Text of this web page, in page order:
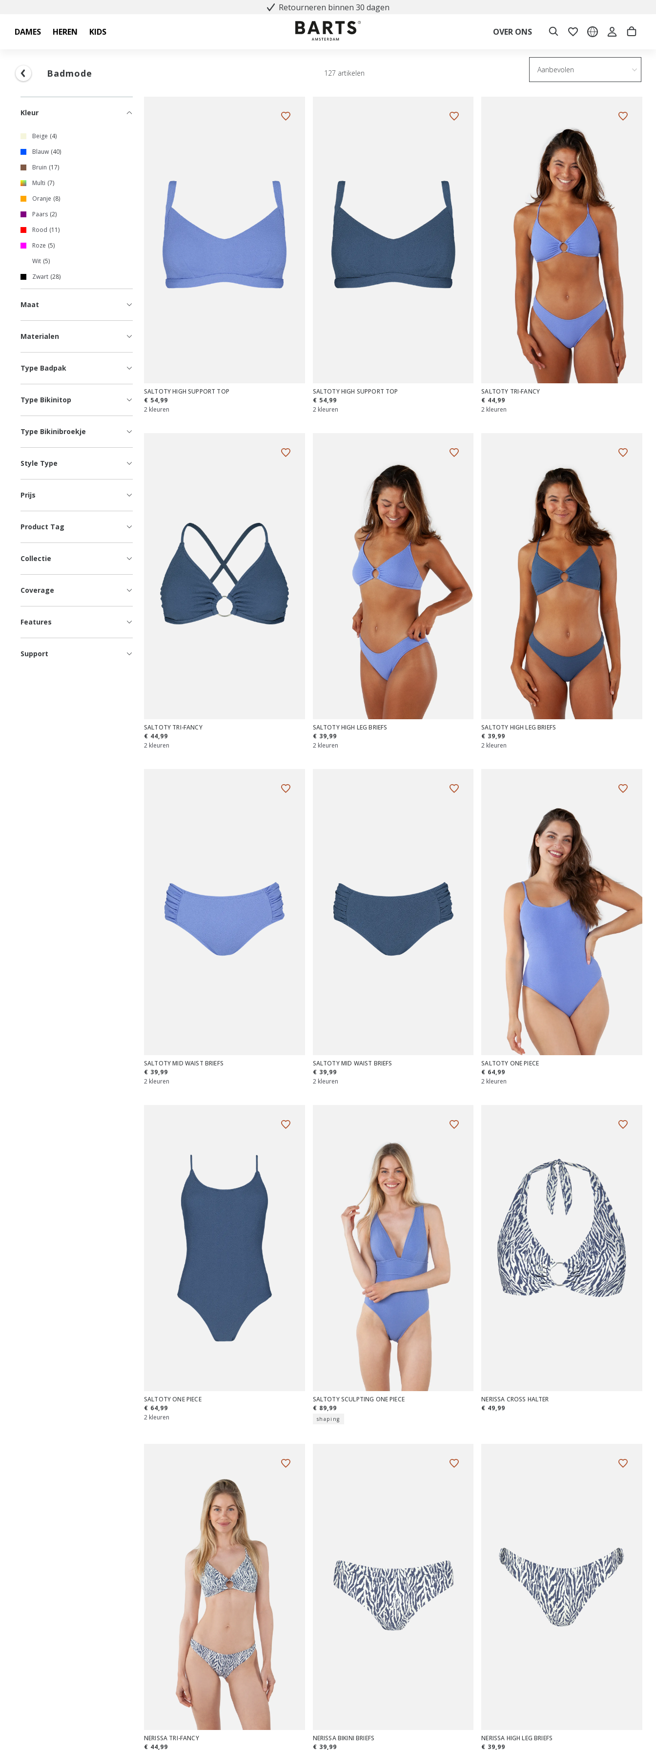
Retourneren binnen 30 dagen
DAMES HEREN KIDS OVER ONS
Badmode 127 artikelen Aanbevolen
Kleur
Beige 4
Blauw 40
Bruin 17
Multi 7
Oranje 8
Paars 2
Rood 11
Roze 5
Wit 5
Zwart 28
Maat
Materialen
Type Badpak
Type Bikinitop
Type Bikinibroekje
Style Type
Prijs
Product Tag
Collectie
Coverage
Features
Support
SALTOTY HIGH SUPPORT TOP
€ 54,99
2 kleuren
SALTOTY HIGH SUPPORT TOP
€ 54,99
2 kleuren
SALTOTY TRI-FANCY
€ 44,99
2 kleuren
SALTOTY TRI-FANCY
€ 44,99
2 kleuren
SALTOTY HIGH LEG BRIEFS
€ 39,99
2 kleuren
SALTOTY HIGH LEG BRIEFS
€ 39,99
2 kleuren
SALTOTY MID WAIST BRIEFS
€ 39,99
2 kleuren
SALTOTY MID WAIST BRIEFS
€ 39,99
2 kleuren
SALTOTY ONE PIECE
€ 64,99
2 kleuren
SALTOTY ONE PIECE
€ 64,99
2 kleuren
SALTOTY SCULPTING ONE PIECE
€ 89,99
shaping
NERISSA CROSS HALTER
€ 49,99
NERISSA TRI-FANCY
€ 44,99
NERISSA BIKINI BRIEFS
€ 39,99
NERISSA HIGH LEG BRIEFS
€ 39,99